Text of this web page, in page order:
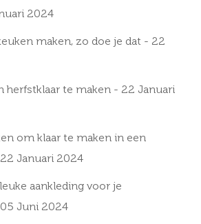
2024
maken, zo doe je dat - 22
herfstklaar te maken - 22 Januari
om klaar te maken in een
Januari 2024
aankleding voor je
Juni 2024